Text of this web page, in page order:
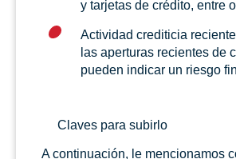
y tarjetas de crédito, entre
Actividad crediticia
las aperturas recientes de
pueden indicar un riesgo
Claves para subirlo
A continuación, le mencionamos